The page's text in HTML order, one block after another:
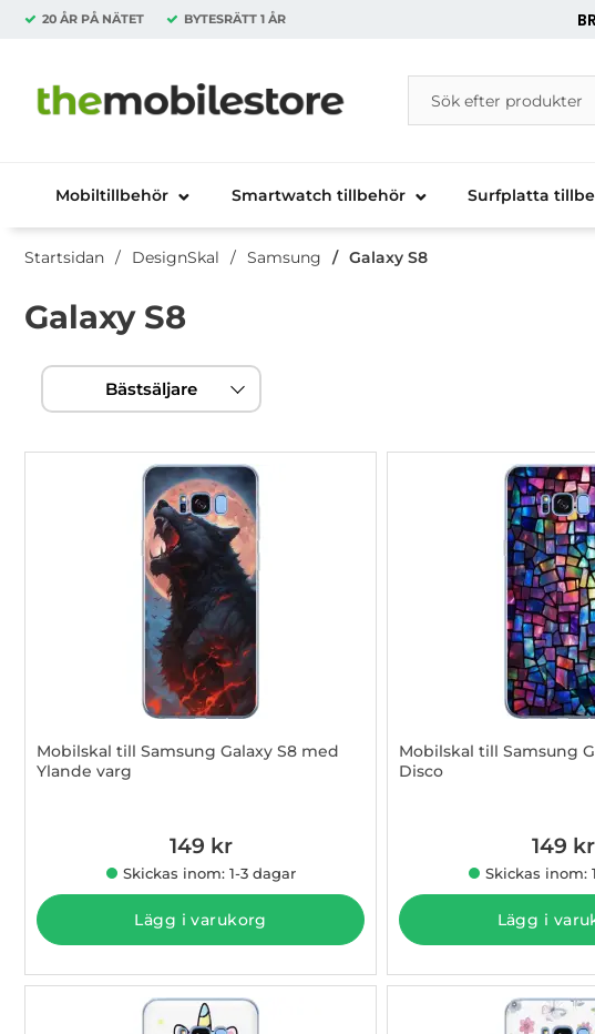
20 ÅR PÅ NÄTET BYTESRÄTT 1 ÅR
Startsidan för Danira Telecom AB
Sök
Sök på Danira
Mobiltillbehör Smartwatch tillbehör Surfplatta
Startsidan DesignSkal Samsung Galaxy S8
Galaxy S8
över
filtersektionen
Filtrera & sortera
Bästsäljare
produktlista
Mobilskal till Samsung Galaxy S8 med
Ylande varg
149 kr
Skickas inom: 1-3 dagar
Lägg i varukorg
Mobilskal till Samsung
Disco
149 kr
Skickas inom:
Lägg i